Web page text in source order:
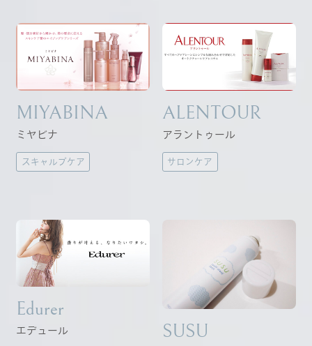
MIYABINA
ミヤビナ
スキャルプケア
ALENTOUR
アラントゥール
サロンケア
Edurer
エデュール SUSU